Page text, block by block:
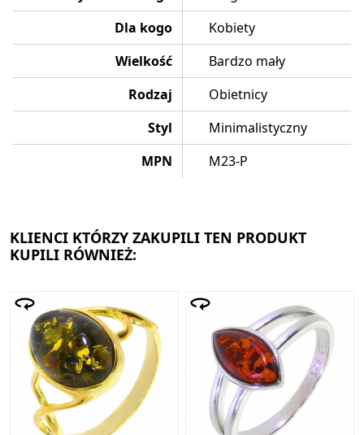
Dla kogo
Kobiety
Wielkość
Bardzo mały
Rodzaj
Obietnicy
Styl
Minimalistyczny
MPN
M23-P
KLIENCI KTÓRZY ZAKUPILI TEN PRODUKT
KUPILI RÓWNIEŻ: